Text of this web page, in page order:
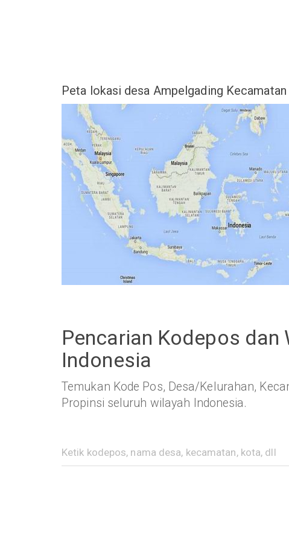
Peta lokasi desa Ampelgading
Pencarian Kodepos dan
Indonesia
Temukan Kode Pos, Desa/Kelurahan,
Propinsi seluruh wilayah Indonesia.